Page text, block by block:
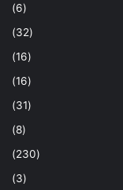
(6)
(32)
(16)
(16)
(31)
(8)
(230)
(3)